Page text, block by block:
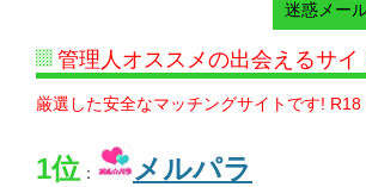
迷惑メー
管理人オススメの出会えるサイ
厳選した安全なマッチングサイトです! R18
1位： メルパラ